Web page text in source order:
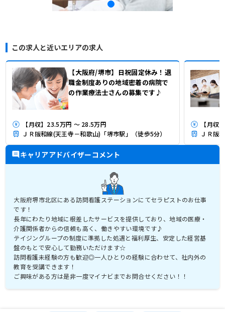
この求人と近いエリアの求人
【大阪府/堺市】日祝固定休み！退
職金制度ありの地域密着の病院で
の作業療法士さんの募集です♪
【月収】23.5万円 ～ 28.5万円
ＪＲ阪和線(天王寺－和歌山)「堺市駅」（徒歩5分）
【月収
ＪＲ阪
キャリアアドバイザーコメント
大阪府堺市北区にある訪問看護ステーションにてセラピストのお仕事
です！
長年にわたり地域に根差したサービスを提供しており、地域の医療・
介護関係者からの信頼も高く、働きやすい環境です♪
テイジングループの制度に準拠した処遇と福利厚生、安定した経営基
盤のもとで安心して勤務いただけます☆
訪問看護未経験の方も歓迎◎一人ひとりの経験に合わせて、社内外の
教育を受講できます！
ご興味がある方は是非一度マイナビまでお問合せください！！